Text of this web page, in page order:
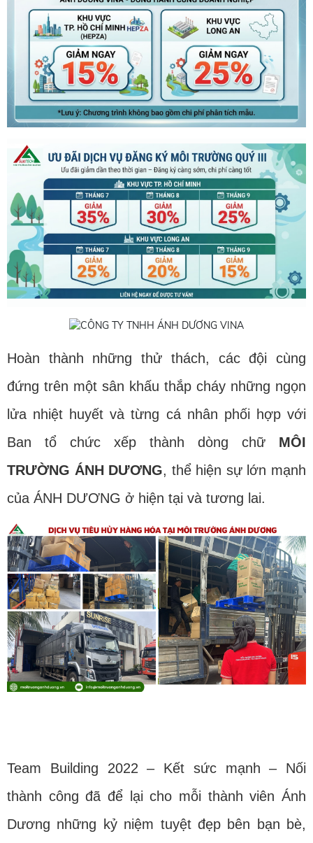
Hoàn thành những thử thách, các đội cùng
đứng trên một sân khấu thắp cháy những ngọn
lửa nhiệt huyết và từng cá nhân phối hợp với
Ban tổ chức xếp thành dòng chữ MÔI
TRƯỜNG ÁNH DƯƠNG, thể hiện sự lớn mạnh
của ÁNH DƯƠNG ở hiện tại và tương lai.
Team Building 2022 – Kết sức mạnh – Nối
thành công đã để lại cho mỗi thành viên Ánh
Dương những kỷ niệm tuyệt đẹp bên bạn bè,